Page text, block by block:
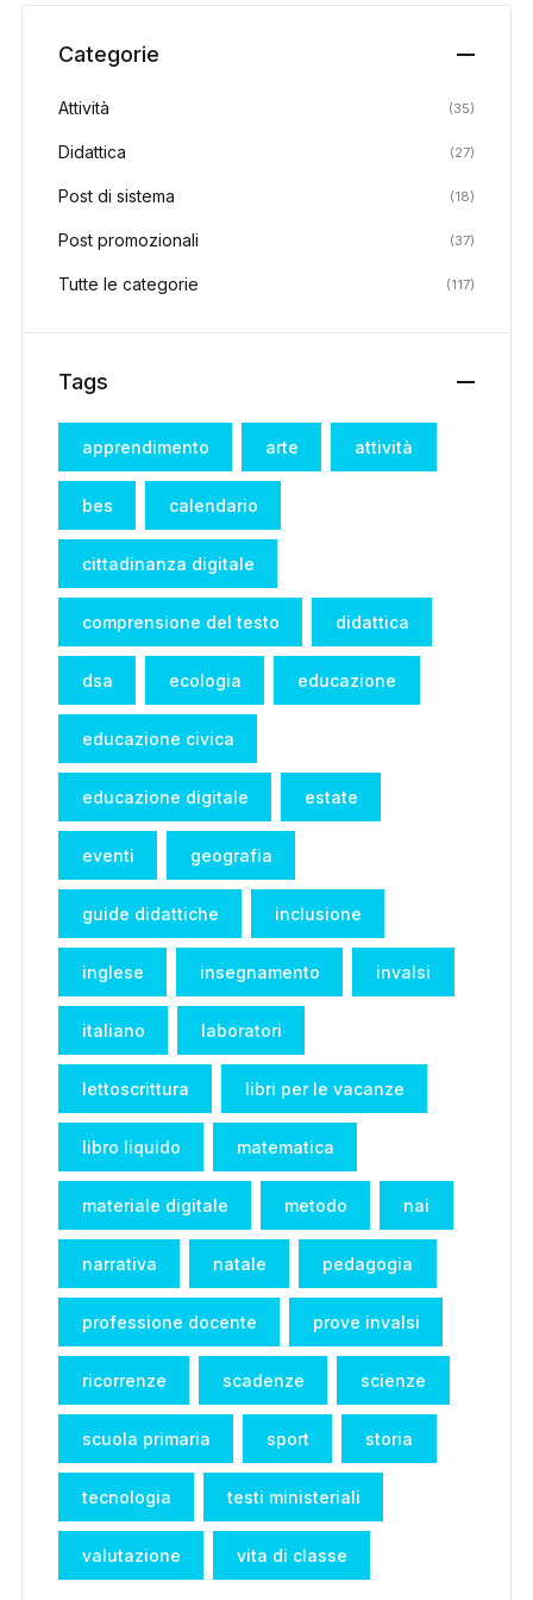
Categorie
Attività (35)
Didattica (27)
Post di sistema (18)
Post promozionali (37)
Tutte le categorie (117)
Tags
apprendimento arte attività
bes calendario
cittadinanza digitale
comprensione del testo didattica
dsa ecologia educazione
educazione civica
educazione digitale estate
eventi geografia
guide didattiche inclusione
inglese insegnamento invalsi
italiano laboratori
lettoscrittura libri per le vacanze
libro liquido matematica
materiale digitale metodo nai
narrativa natale pedagogia
professione docente prove invalsi
ricorrenze scadenze scienze
scuola primaria sport storia
tecnologia testi ministeriali
valutazione vita di classe